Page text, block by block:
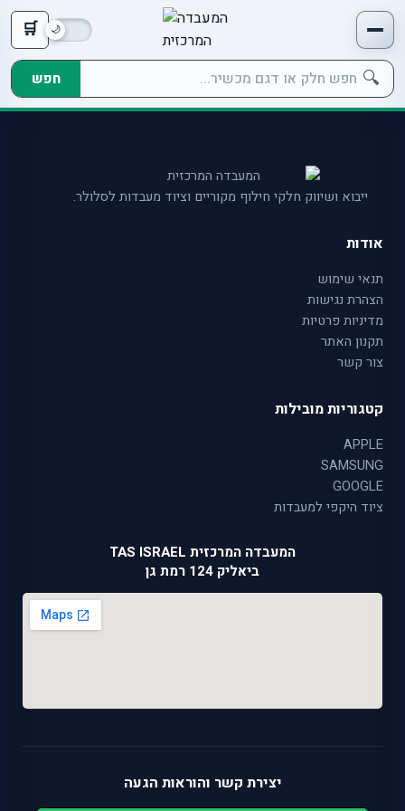
🛒
🔍 חפש
ייבוא ושיווק חלקי חילוף מקוריים וציוד מעבדות לסלולר.
אודות
תנאי שימוש
הצהרת נגישות
מדיניות פרטיות
תקנון האתר
צור קשר
קטגוריות מובילות
APPLE
SAMSUNG
GOOGLE
ציוד היקפי למעבדות
המעבדה המרכזית TAS ISRAEL
ביאליק 124 רמת גן
יצירת קשר והוראות הגעה